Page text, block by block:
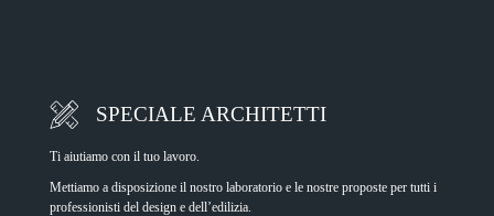
SPECIALE ARCHITETTI
Ti aiutiamo con il tuo lavoro.
Mettiamo a disposizione il nostro laboratorio e le nostre proposte per tutti i
professionisti del design e dell’edilizia.